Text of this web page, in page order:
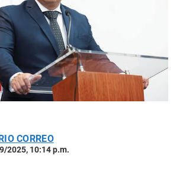
CORREO
2025, 10:14 p.m.